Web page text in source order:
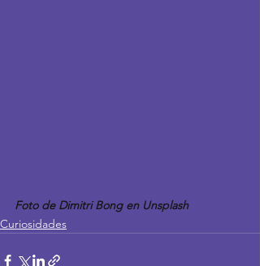
Foto de Dimitri Bong en Unsplash
Curiosidades